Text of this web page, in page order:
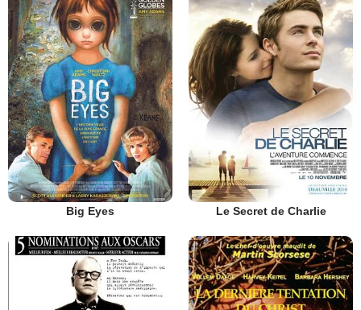
Big Eyes Le Secret de Charlie